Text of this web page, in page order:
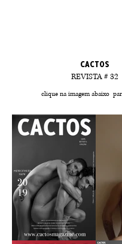
CACTOS
REVISTA # 32
clique na imagem abaixo